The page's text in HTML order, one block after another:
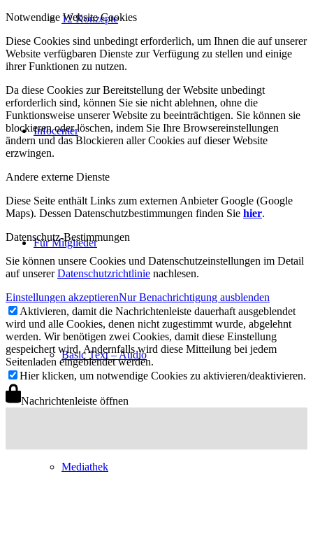
12 Konzepte
Infocenter
Für Mitglieder
Basic Text – Audio
Mediathek
Notwendige Website Cookies
Diese Cookies sind unbedingt erforderlich, um Ihnen die auf unserer
Website verfügbaren Dienste zur Verfügung zu stellen und einige
ihrer Funktionen zu nutzen.
Da diese Cookies zur Bereitstellung der Website unbedingt
erforderlich sind, können Sie sie nicht ablehnen, ohne die
Funktionsweise unserer Website zu beeinträchtigen. Sie können sie
blockieren oder löschen, indem Sie Ihre Browsereinstellungen
ändern und das Blockieren aller Cookies auf dieser Website
erzwingen.
Andere externe Dienste
Diese Seite enthält Links zum externen Anbieter Google (Google
Maps). Dessen Datenschutzbestimmungen finden Sie hier.
Datenschutz-Bestimmungen
Sie können unsere Cookies und Datenschutzeinstellungen im Detail
auf unsererDatenschutzrichtlinie nachlesen.
Einstellungen akzeptierenNur Benachrichtigung ausblenden
Aktivieren, damit die Nachrichtenleiste dauerhaft ausgeblendet
wird und alle Cookies, denen nicht zugestimmt wurde, abgelehnt
werden. Wir benötigen zwei Cookies, damit diese Einstellung
gespeichert wird. Andernfalls wird diese Mitteilung bei jedem
Seitenladen eingeblendet werden.
Hier klicken, um notwendige Cookies zu aktivieren/deaktivieren.
Nachrichtenleiste öffnen